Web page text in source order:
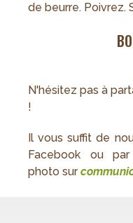
de beurre. Poivrez.
N'hésitez pas à
!
Il vous suffit de
Facebook ou
photo sur c